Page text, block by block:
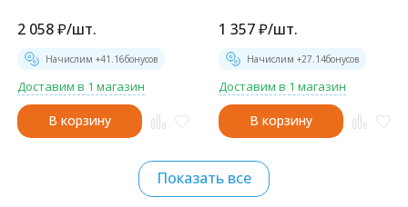
2 058₽/шт.
Начислим +41.16бонусов
Доставим в 1 магазин
В корзину
1 357₽/шт.
Начислим +27.14бонусов
Доставим в 1 магазин
В корзину
Показать все